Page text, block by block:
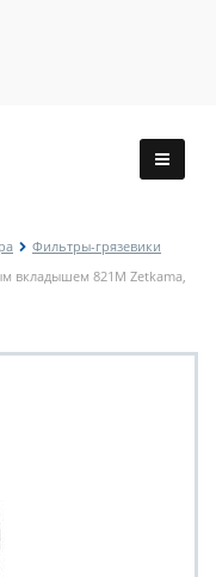
Фильтры-грязевики
вкладышем 821М Zetkama,